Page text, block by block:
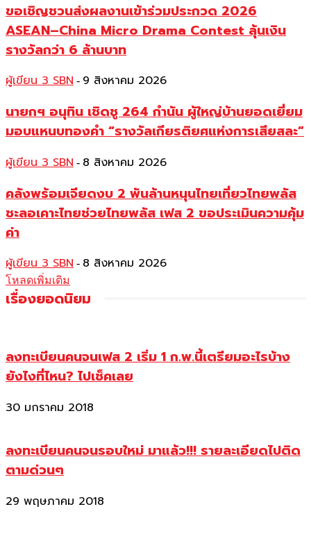
ขอเชิญชวนส่งผลงานเข้าร่วมประกวด 2026
ASEAN–China Micro Drama Contest ลุ้นเงิน
รางวัลกว่า 6 ล้านบาท
ผู้เขียน 3 SBN - 9 สิงหาคม 2026
นายกฯ อนุทิน เชิดชู 264 กำนัน ผู้ใหญ่บ้านยอดเยี่ยม
มอบแหนบทองคำ “รางวัลเกียรติยศแห่งการเสียสละ”
ผู้เขียน 3 SBN - 8 สิงหาคม 2026
คลังพร้อมเจียดงบ 2 พันล้านหนุนไทยเที่ยวไทยพลัส
ชะลอเคาะไทยช่วยไทยพลัส เฟส 2 ขอประเมินความคุ้ม
ค่า
ผู้เขียน 3 SBN - 8 สิงหาคม 2026
โหลดเพิ่มเติม
เรื่องยอดนิยม
ลงทะเบียนคนจนเฟส 2 เริ่ม 1 ก.พ.นี้เตรียมอะไรบ้าง
ยังไงที่ไหน? ไปเช็คเลย
30 มกราคม 2018
ลงทะเบียนคนจนรอบใหม่ มาแล้ว!!! รายละเอียดไปติด
ตามด่วนๆ
29 พฤษภาคม 2018